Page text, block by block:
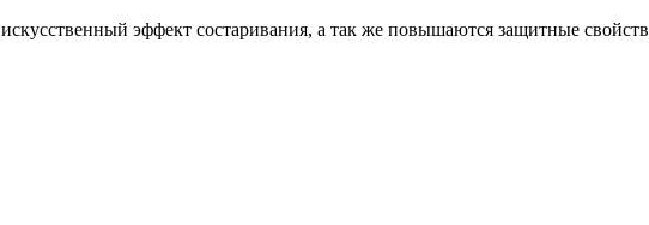
эффект состаривания, а так же повышаются защитные